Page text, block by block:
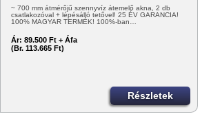
~ 700 mm átmérőjű szennyvíz átemelő akna, 2 db
csatlakozóval + lépésálló tetővel! 25 ÉV GARANCIA!
100% MAGYAR TERMÉK! 100%-ban…
Ár: 89.500 Ft + Áfa
(Br. 113.665 Ft)
Részletek